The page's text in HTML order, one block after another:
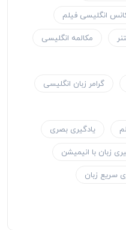
انگلیسی فیلم
مکالمه انگلیسی
گرامر زبان انگلیسی
یادگیری بصری
زبان با انیمیشن
سریع زبان